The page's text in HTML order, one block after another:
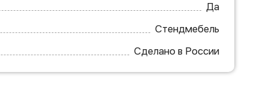
Да
Стендмебель
Сделано в России